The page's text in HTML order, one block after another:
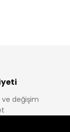
ve değişim